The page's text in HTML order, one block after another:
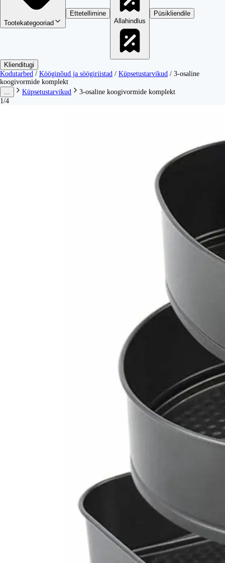
Tootekategooriad
Ettetellimine
Allahindlus
Püsikliendile
Klienditugi
Kodutarbed / Kööginõud ja söögiriistad / Küpsetustarvikud / 3-osaline
koogivormide komplekt
Küpsetustarvikud
3-osaline koogivormide komplekt
1/4